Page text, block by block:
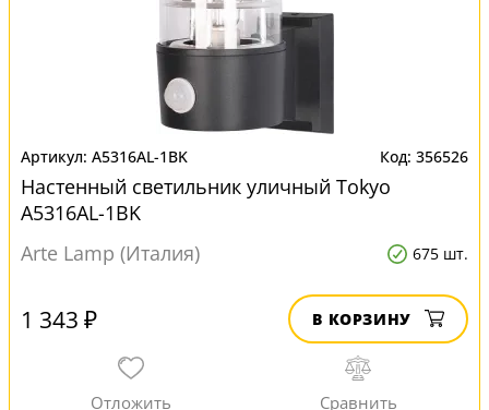
A5316AL-1BK 356526
Настенный светильник уличный Tokyo
A5316AL-1BK
Arte Lamp (Италия)
675 шт.
1 343 ₽ В КОРЗИНУ